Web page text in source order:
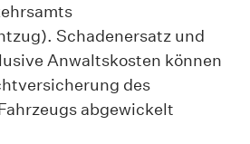
Schadenersatz und
Anwaltskosten können
des
abgewickelt